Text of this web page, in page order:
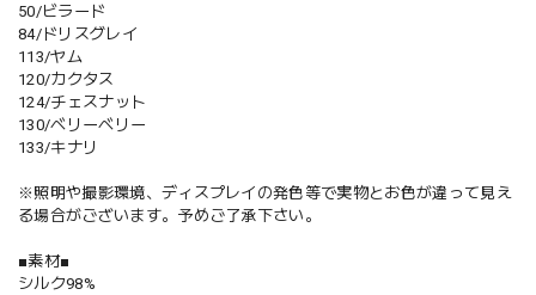
50/ビラード
84/ドリスグレイ
113/ヤム
120/カクタス
124/チェスナット
130/ベリーベリー
133/キナリ
※照明や撮影環境、ディスプレイの発色等で実物とお色が違って見え
る場合がございます。予めご了承下さい。
■素材■
シルク98%